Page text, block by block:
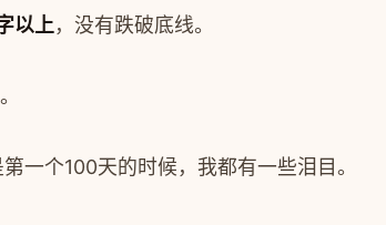
以上，没有跌破底线。
一个100天的时候，我都有一些泪目。